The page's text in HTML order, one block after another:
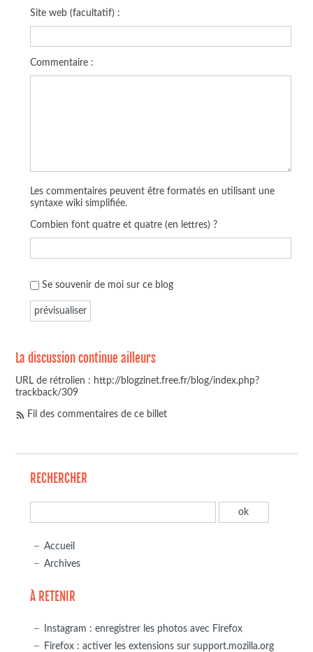
Site web (facultatif) :
Commentaire :
Les commentaires peuvent être formatés en utilisant une
syntaxe wiki simplifiée.
Combien font quatre et quatre (en lettres) ?
Se souvenir de moi sur ce blog
La discussion continue ailleurs
URL de rétrolien : http://blogzinet.free.fr/blog/index.php?
trackback/309
Fil des commentaires de ce billet
RECHERCHER
Accueil
Archives
À RETENIR
Instagram : enregistrer les photos avec Firefox
Firefox : activer les extensions sur support.mozilla.org